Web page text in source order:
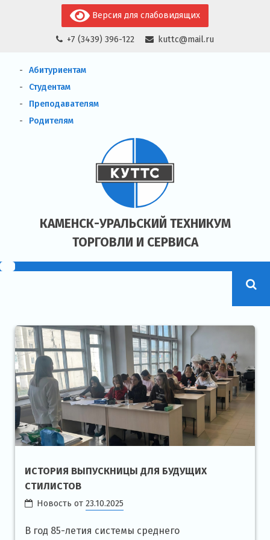
+7 (3439) 396-122 kuttc@mail.ru
Версия для слабовидящих
КАМЕНСК-УРАЛЬСКИЙ ТЕХНИКУМ
ТОРГОВЛИ И СЕРВИСА
Абитуриентам
Студентам
Преподавателям
Родителям
ИСТОРИЯ ВЫПУСКНИЦЫ ДЛЯ БУДУЩИХ
СТИЛИСТОВ
Новость от23.10.2025
В год 85-летия системы среднего